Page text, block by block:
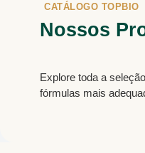
CATÁLOGO TOPBIO
Nossos
Explore toda a
fórmulas mais